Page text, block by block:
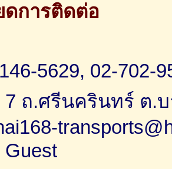
ดการติดต่อ
5629, 02-702-
ถ.ศรีนครินทร์ ต.บ
Guest